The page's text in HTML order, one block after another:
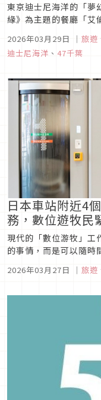
東京迪士尼海洋的「夢
緣》為主題的餐廳「艾
從 2026年4月4日起，
帶來更多令人驚喜的美
奇幻世界中。
2026年03月29日 ｜ 旅遊
迪士尼海洋 、 47千葉
日本車站附近4
務，數位遊牧民
現代的「數位游牧」工
的事情，而是可以隨時
客和數位游牧工作者
要開視訊會議的地方！
2026年03月27日 ｜ 旅遊